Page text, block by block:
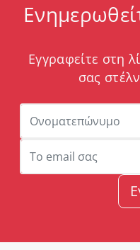
Εγγραφείτε στη
σας